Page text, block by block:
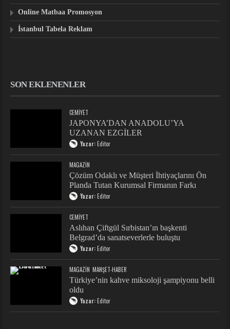
Online Matbaa Promosyon
İstanbul Tabela Reklam
SON EKLENENLER
CEMIYET
JAPONYA’DAN ANADOLU’YA
UZANAN EZGİLER
Yazar:Editor
MAGAZIN
Çözüm Odaklı ve Müşteri İhtiyaçlarını Ön
Planda Tutan Kurumsal Firmanın Farkı
Yazar:Editor
CEMIYET
Aslıhan Çiftgül Sırbistan’ın başkenti
Belgrad’da sanatseverlerle buluştu
Yazar:Editor
MAGAZIN MANŞET-HABER
Türkiye’nin kahve miksoloji şampiyonu belli
oldu
Yazar:Editor